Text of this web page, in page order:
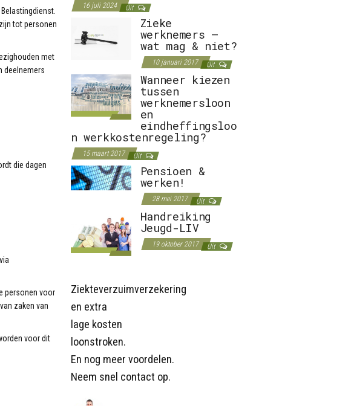
tot personen
met
deelnemers
die dagen
personen voor
zaken van
voor dit
16 juli 2024 Uit
Zieke
werknemers –
wat mag & niet?
10 januari 2017 Uit
Wanneer kiezen
tussen
werknemersloon
en
eindheffingsloo
n werkkostenregeling?
15 maart 2017 Uit
Pensioen &
werken!
28 mei 2017 Uit
Handreiking
Jeugd-LIV
19 oktober 2017 Uit
Ziekteverzuimverzekering
en extra
lage kosten
loonstroken.
En nog meer voordelen.
Neem snel contact op.